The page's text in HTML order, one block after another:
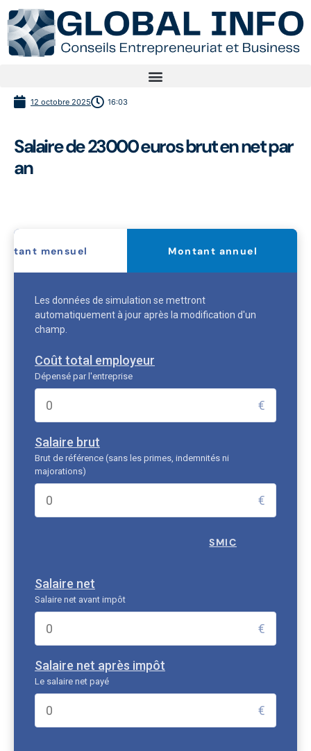
12 octobre 2025 16:03
Salaire de 23000 euros brut en net par
an
mensuel Montant annuel
Les données de simulation se mettront
automatiquement à jour après la modification d'un
champ.
Coût total employeur
Dépensé par l'entreprise
€
Salaire brut
Brut de référence (sans les primes, indemnités ni
majorations)
€
SMIC
Salaire net
Salaire net avant impôt
€
Salaire net après impôt
Le salaire net payé
€